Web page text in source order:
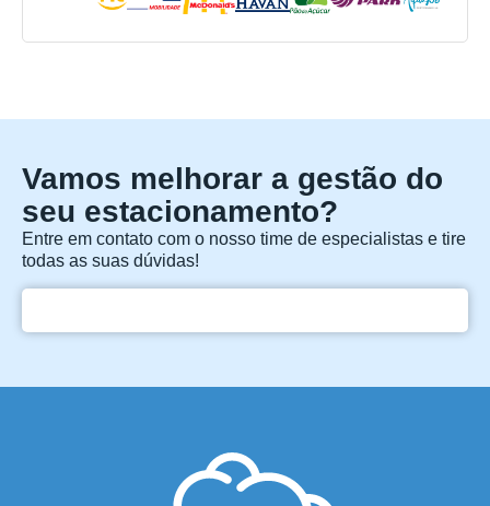
Vamos melhorar a gestão do
seu estacionamento?
Entre em contato com o nosso time de especialistas e tire
todas as suas dúvidas!